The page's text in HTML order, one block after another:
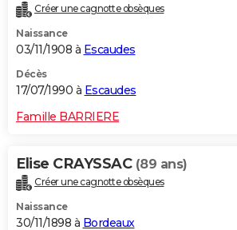
Créer une cagnotte obsèques
Naissance
03/11/1908 à Escaudes
Décès
17/07/1990 à Escaudes
Famille BARRIERE
Elise CRAYSSAC (89 ans)
Créer une cagnotte obsèques
Naissance
30/11/1898 à Bordeaux